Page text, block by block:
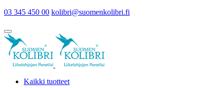
03 345 450 00 kolibri@suomenkolibri.fi
Kaikki tuotteet